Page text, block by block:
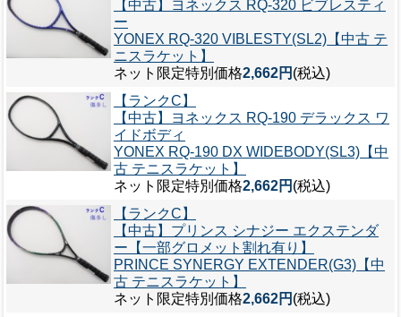
【中古】ヨネックス RQ-320 ビブレスティ
ー
YONEX RQ-320 VIBLESTY(SL2)【中古 テ
ニスラケット】
ネット限定特別価格2,662円 (税込)
【ランクC】
【中古】ヨネックス RQ-190 デラックス ワ
イドボディ
YONEX RQ-190 DX WIDEBODY(SL3)【中
古 テニスラケット】
ネット限定特別価格2,662円 (税込)
【ランクC】
【中古】プリンス シナジー エクステンダ
ー【一部グロメット割れ有り】
PRINCE SYNERGY EXTENDER(G3)【中
古 テニスラケット】
ネット限定特別価格2,662円 (税込)